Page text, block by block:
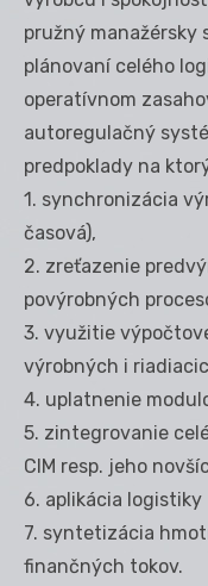
pružný manažérsky
plánovaní celého
operatívnom
autoregulačný
predpoklady na
1. synchronizácia
časová),
2. zreťazenie
povýrobných
3. využitie
výrobných i
4. uplatnenie
5. zintegrovanie
CIM resp. jeho
6. aplikácia logistiky
7. syntetizácia
finančných tokov.